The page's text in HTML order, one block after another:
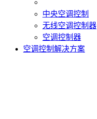
中央空调控制
无线空调控制器
空调控制器
空调控制解决方案